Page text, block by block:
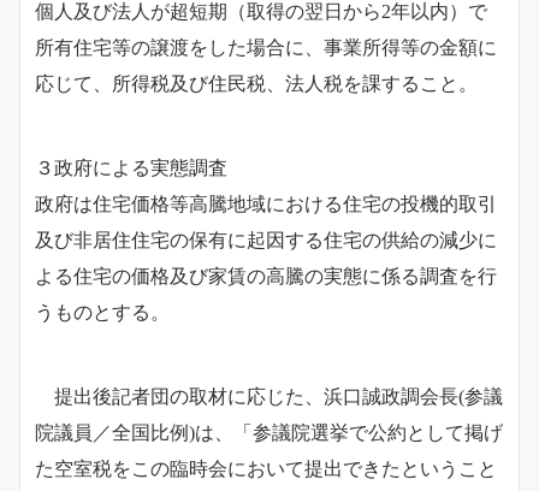
個人及び法人が超短期（取得の翌日から2年以内）で
所有住宅等の譲渡をした場合に、事業所得等の金額に
応じて、所得税及び住民税、法人税を課すること。
３政府による実態調査
政府は住宅価格等高騰地域における住宅の投機的取引
及び非居住住宅の保有に起因する住宅の供給の減少に
よる住宅の価格及び家賃の高騰の実態に係る調査を行
うものとする。
提出後記者団の取材に応じた、浜口誠政調会長(参議
院議員／全国比例)は、「参議院選挙で公約として掲げ
た空室税をこの臨時会において提出できたということ